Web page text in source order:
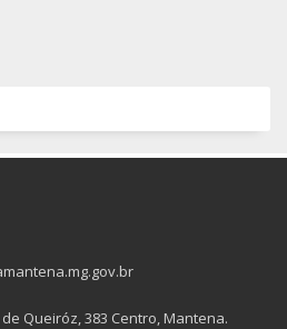
Queiróz, 383 Centro, Mantena.